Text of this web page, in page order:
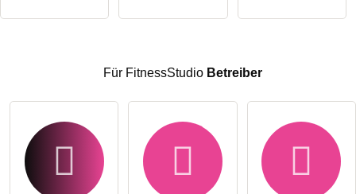
FitnessStudio-Eintrag zu stellen.
Für FitnessStudio Betreiber